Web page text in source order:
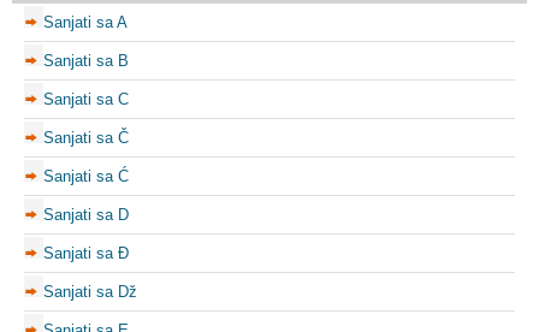
Sanjati sa A
Sanjati sa B
Sanjati sa C
Sanjati sa Č
Sanjati sa Ć
Sanjati sa D
Sanjati sa Đ
Sanjati sa Dž